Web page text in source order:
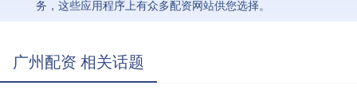
务，这些应用程序上有众多配资网站供您选择。
广州配资 相关话题